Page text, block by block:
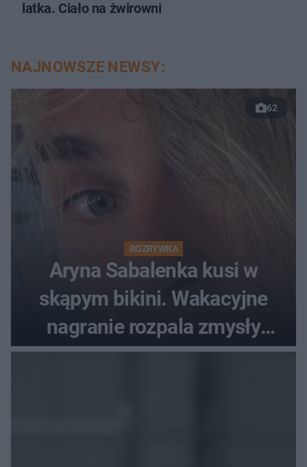
latka. Ciało na żwirowni
NAJNOWSZE NEWSY:
62
ROZRYWKA
Aryna Sabalenka kusi w
skąpym bikini. Wakacyjne
nagranie rozpala zmysły
fanów